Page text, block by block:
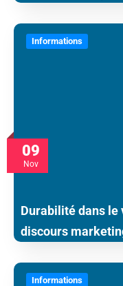
09
Nov
Informations
Durabilité dans le
discours
Informations